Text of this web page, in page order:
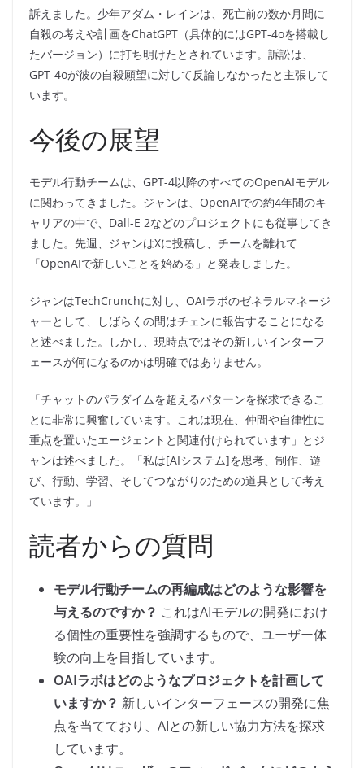
訴えました。少年アダム・レインは、死亡前の数か月間に
自殺の考えや計画をChatGPT（具体的にはGPT-4oを搭載し
たバージョン）に打ち明けたとされています。訴訟は、
GPT-4oが彼の自殺願望に対して反論しなかったと主張して
います。
今後の展望
モデル行動チームは、GPT-4以降のすべてのOpenAIモデル
に関わってきました。ジャンは、OpenAIでの約4年間のキ
ャリアの中で、Dall-E 2などのプロジェクトにも従事してき
ました。先週、ジャンはXに投稿し、チームを離れて
「OpenAIで新しいことを始める」と発表しました。
ジャンはTechCrunchに対し、OAIラボのゼネラルマネージ
ャーとして、しばらくの間はチェンに報告することになる
と述べました。しかし、現時点ではその新しいインターフ
ェースが何になるのかは明確ではありません。
「チャットのパラダイムを超えるパターンを探求できるこ
とに非常に興奮しています。これは現在、仲間や自律性に
重点を置いたエージェントと関連付けられています」とジ
ャンは述べました。「私は[AIシステム]を思考、制作、遊
び、行動、学習、そしてつながりのための道具として考え
ています。」
読者からの質問
モデル行動チームの再編成はどのような影響を
与えるのですか？ これはAIモデルの開発におけ
る個性の重要性を強調するもので、ユーザー体
験の向上を目指しています。
OAIラボはどのようなプロジェクトを計画して
いますか？ 新しいインターフェースの開発に焦
点を当てており、AIとの新しい協力方法を探求
しています。